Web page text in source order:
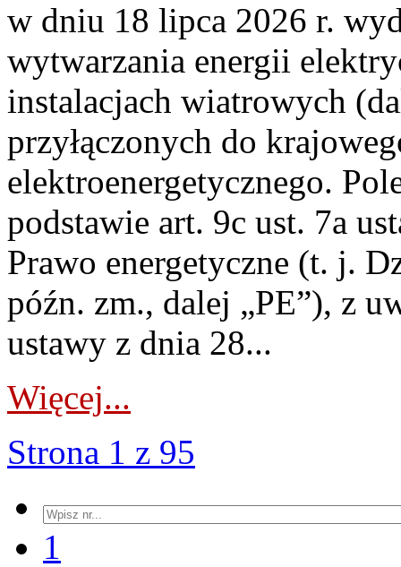
w dniu 18 lipca 2026 r.
wytwarzania energii
instalacjach wiatrowych
przyłączonych do
elektroenergetycznego.
podstawie art. 9c ust. 7a
Prawo energetyczne (t. j.
późn. zm., dalej „PE”), z
ustawy z dnia 28...
Więcej...
Strona 1 z 95
1